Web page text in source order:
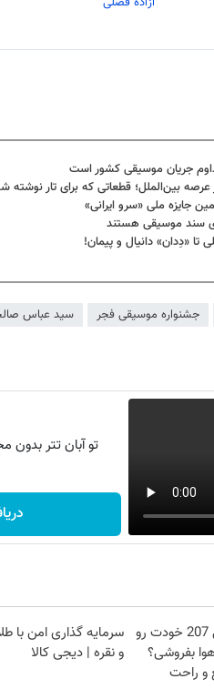
جریان موسیقی کشور است
عرصه بین‌الملل؛ قطعاتی که برای تار نوشته
جایزه ملی «سرو ایرانی»
سند موسیقی هستند
تا «دِدان» دانیال و پیمان!
جشنواره موسیقی فجر سید عباس
تو آبان تتر
میدونستی 207 خودت رو
بفروشی؟
و راحت
سرمایه گذاری امن با
و نقره | دیجی کالا